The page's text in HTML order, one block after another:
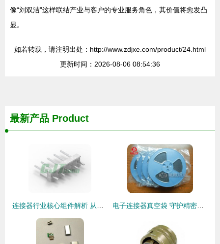
像“刘双洁”这样联结产业与客户的专业服务角色，其价值将愈发凸
显。
如若转载，请注明出处：http://www.zdjxe.com/product/24.html
更新时间：2026-08-06 08:54:36
最新产品 Product